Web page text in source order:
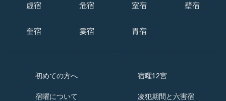
虚宿 危宿 室宿 壁宿
奎宿 婁宿 胃宿
初めての方へ
宿曜について
宿曜12宮
凌犯期間と六害宿